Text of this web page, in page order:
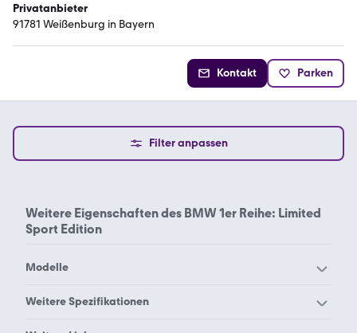
Privatanbieter
91781 Weißenburg in Bayern
Kontakt Parken
Filter anpassen
Weitere Eigenschaften des BMW 1er Reihe: Limited
Sport Edition
Modelle
BMW 114
Weitere Spezifikationen